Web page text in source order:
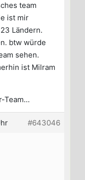
team
ist mir
Ländern.
btw würde
sehen.
ist Milram
Team…
#643046